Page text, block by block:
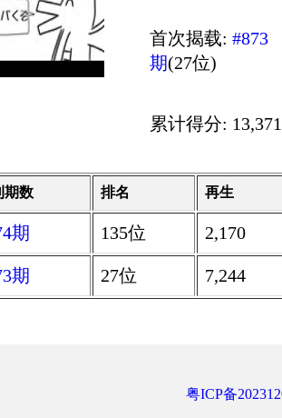
首次揭载: #873
期(27位)
累计得分:
期数 排名 再生
期 135位 2,170
期 27位 7,244
粤ICP备